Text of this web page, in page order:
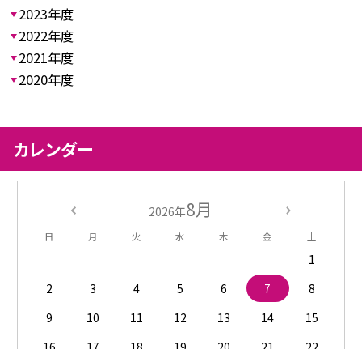
2023年度
2022年度
2021年度
2020年度
カレンダー
2026年8月
日 月 火 水 木 金 土
1
2
3 4 5 6 7
8
9
10 11 12 13 14
15